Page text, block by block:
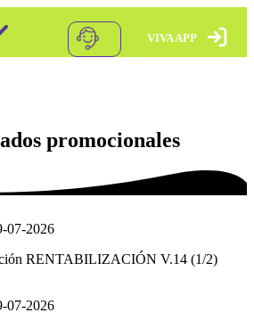
VIVA APP
APP
Móvil Postpago
Mundo Pagos
Pago Puntual
Doble Carga
promocionales
07-2026
RENTABILIZACIÓN V.14 (1/2)
07-2026